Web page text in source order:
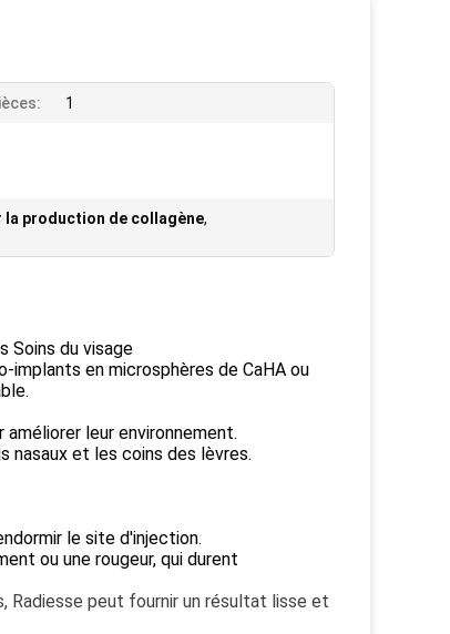
1
la production de collagène,
Soins du visage
en microsphères de CaHA ou
leur environnement.
nasaux et les coins des lèvres.
le site d'injection.
ou une rougeur, qui durent
Radiesse peut fournir un résultat lisse et